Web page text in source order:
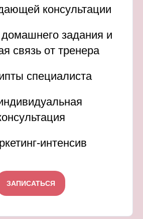
консультации
задания и
связь от тренера
специалиста
интенсив
ЗАПИСАТЬСЯ